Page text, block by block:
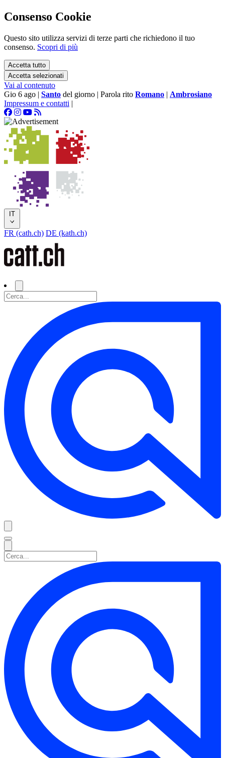
Consenso Cookie
Questo sito utilizza servizi di terze parti che richiedono il tuo
consenso. Scopri di più
Accetta tutto
Accetta selezionati
Vai al contenuto
Gio 6 ago | Santo del giorno | Parola rito Romano | Ambrosiano
Impressum e contatti |
IT
FR (cath.ch) DE (kath.ch)